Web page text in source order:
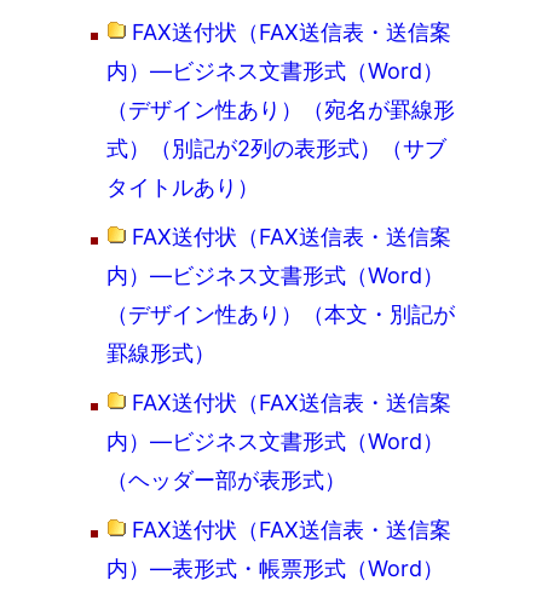
FAX送付状（FAX送信表・送信案
内）―ビジネス文書形式（Word）
（デザイン性あり）（宛名が罫線形
式）（別記が2列の表形式）（サブ
タイトルあり）
FAX送付状（FAX送信表・送信案
内）―ビジネス文書形式（Word）
（デザイン性あり）（本文・別記が
罫線形式）
FAX送付状（FAX送信表・送信案
内）―ビジネス文書形式（Word）
（ヘッダー部が表形式）
FAX送付状（FAX送信表・送信案
内）―表形式・帳票形式（Word）